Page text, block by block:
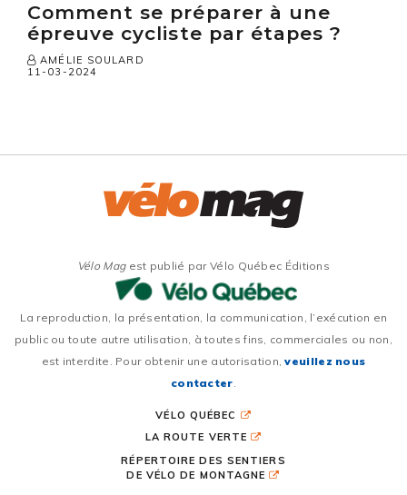
Comment se préparer à une
épreuve cycliste par étapes ?
AMÉLIE SOULARD
11-03-2024
Vélo Magest publié par Vélo Québec Éditions
La reproduction, la présentation, la communication, l’exécution en
public ou toute autre utilisation, à toutes fins, commerciales ou non,
est interdite. Pour obtenir une autorisation,veuillez nous
contacter.
VÉLO QUÉBEC
LA ROUTE VERTE
RÉPERTOIRE DES SENTIERS
DE VÉLO DE MONTAGNE